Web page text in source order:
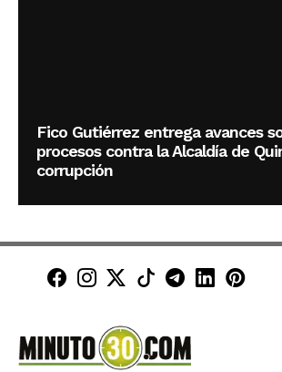
Fico Gutiérrez entrega avances
procesos contra la Alcaldía de
corrupción
Minuto30 en Facebook
Minuto30 en
Minuto30 en X
Minuto30 en
Canal de